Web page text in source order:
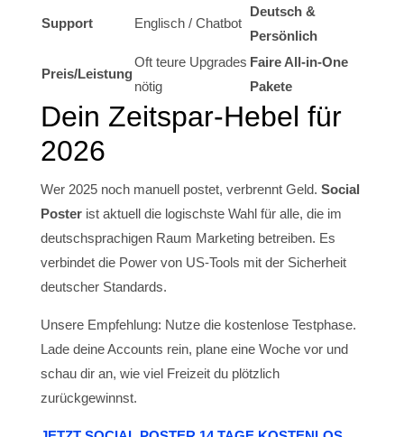
Support Englisch / Chatbot
Deutsch &
Persönlich
Preis/Leistung
Oft teure Upgrades
nötig
Faire All-in-One
Pakete
Dein Zeitspar-Hebel für
2026
Wer 2025 noch manuell postet, verbrennt Geld. Social
Posterist aktuell die logischste Wahl für alle, die im
deutschsprachigen Raum Marketing betreiben. Es
verbindet die Power von US-Tools mit der Sicherheit
deutscher Standards.
Unsere Empfehlung: Nutze die kostenlose Testphase.
Lade deine Accounts rein, plane eine Woche vor und
schau dir an, wie viel Freizeit du plötzlich
zurückgewinnst.